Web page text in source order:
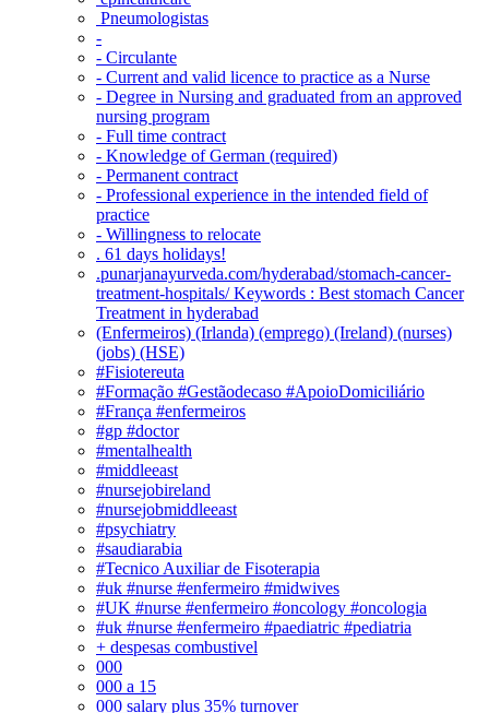
Pneumologistas
-
- Circulante
- Current and valid licence to practice as a Nurse
- Degree in Nursing and graduated from an approved
nursing program
- Full time contract
- Knowledge of German (required)
- Permanent contract
- Professional experience in the intended field of
practice
- Willingness to relocate
. 61 days holidays!
.punarjanayurveda.com/hyderabad/stomach-cancer-
treatment-hospitals/ Keywords : Best stomach Cancer
Treatment in hyderabad
(Enfermeiros) (Irlanda) (emprego) (Ireland) (nurses)
(jobs) (HSE)
#Fisiotereuta
#Formação #Gestãodecaso #ApoioDomiciliário
#França #enfermeiros
#gp #doctor
#mentalhealth
#middleeast
#nursejobireland
#nursejobmiddleeast
#psychiatry
#saudiarabia
#Tecnico Auxiliar de Fisoterapia
#uk #nurse #enfermeiro #midwives
#UK #nurse #enfermeiro #oncology #oncologia
#uk #nurse #enfermeiro #paediatric #pediatria
+ despesas combustivel
000
000 a 15
000 salary plus 35% turnover